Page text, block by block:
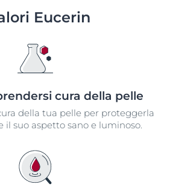
Eucerin
cura della pelle
della tua pelle per proteggerla
il suo aspetto sano e luminoso.